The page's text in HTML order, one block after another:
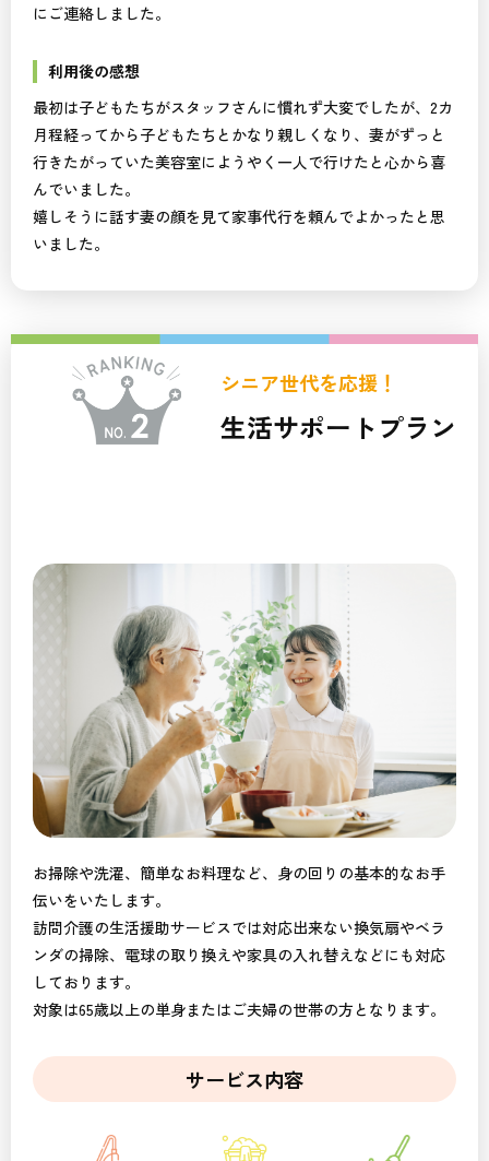
にご連絡しました。
利用後の感想
最初は子どもたちがスタッフさんに慣れず大変でしたが、2カ
月程経ってから子どもたちとかなり親しくなり、妻がずっと
行きたがっていた美容室にようやく一人で行けたと心から喜
んでいました。
嬉しそうに話す妻の顔を見て家事代行を頼んでよかったと思
いました。
シニア世代を応援！
生活サポートプラン
お掃除や洗濯、簡単なお料理など、身の回りの基本的なお手
伝いをいたします。
訪問介護の生活援助サービスでは対応出来ない換気扇やベラ
ンダの掃除、電球の取り換えや家具の入れ替えなどにも対応
しております。
対象は65歳以上の単身またはご夫婦の世帯の方となります。
サービス内容